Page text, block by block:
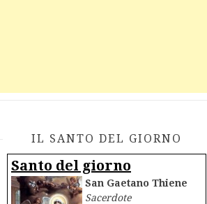
IL SANTO DEL GIORNO
Santo del giorno
San Gaetano Thiene
Sacerdote